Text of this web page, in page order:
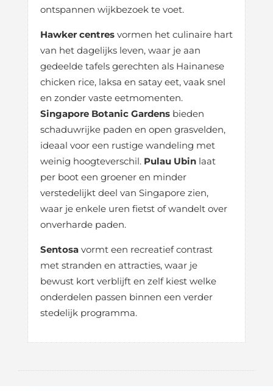
ontspannen wijkbezoek te voet.
Hawker centres vormen het culinaire hart
van het dagelijks leven, waar je aan
gedeelde tafels gerechten als Hainanese
chicken rice, laksa en satay eet, vaak snel
en zonder vaste eetmomenten.
Singapore Botanic Gardens bieden
schaduwrijke paden en open grasvelden,
ideaal voor een rustige wandeling met
weinig hoogteverschil. Pulau Ubin laat
per boot een groener en minder
verstedelijkt deel van Singapore zien,
waar je enkele uren fietst of wandelt over
onverharde paden.
Sentosa vormt een recreatief contrast
met stranden en attracties, waar je
bewust kort verblijft en zelf kiest welke
onderdelen passen binnen een verder
stedelijk programma.